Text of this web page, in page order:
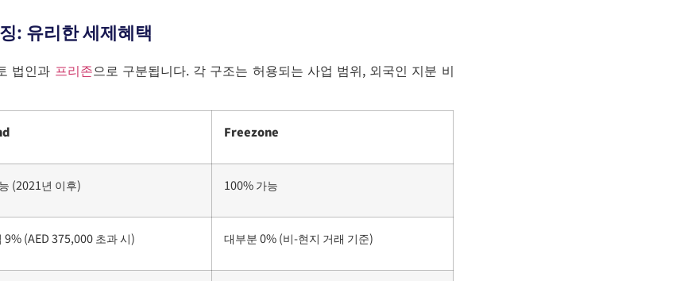
: 유리한 세제혜택
법인과 프리존으로 구분됩니다. 각 구조는 허용되는 사업 범위, 외국인 지분 비
Freezone
(2021년 이후) 100% 가능
9% (AED 375,000 초과 시) 대부분 0% (비-현지 거래 기준)